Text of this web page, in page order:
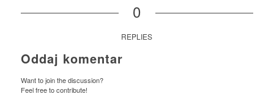
0
REPLIES
Oddaj komentar
Want to join the discussion?
Feel free to contribute!